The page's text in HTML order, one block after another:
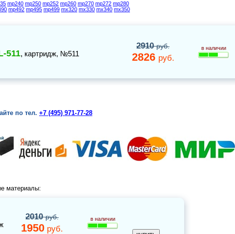
mp240 mp250 mp252 mp260 mp270 mp272 mp280
mp492 mp495 mp499 mx320 mx330 mx340 mx350
511, картридж, №511
2910руб.
2826 руб.
в наличии
по тел. +7 (495) 971-77-28
материалы:
2010руб.
1950 руб.
в наличии